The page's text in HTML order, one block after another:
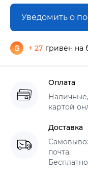
Уведомить о
+ 27 гривен на
Оплата
картой
Доставка
почта.